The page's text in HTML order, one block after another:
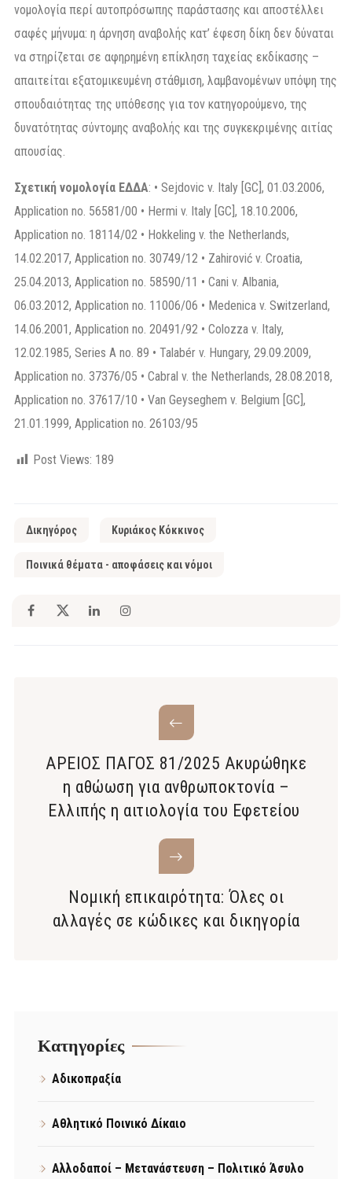
νομολογία περί αυτοπρόσωπης παράστασης και αποστέλλει
σαφές μήνυμα: η άρνηση αναβολής κατ’ έφεση δίκη δεν δύναται
να στηρίζεται σε αφηρημένη επίκληση ταχείας εκδίκασης –
απαιτείται εξατομικευμένη στάθμιση, λαμβανομένων υπόψη της
σπουδαιότητας της υπόθεσης για τον κατηγορούμενο, της
δυνατότητας σύντομης αναβολής και της συγκεκριμένης αιτίας
απουσίας.
Σχετική νομολογία ΕΔΔΑ: • Sejdovic v. Italy [GC], 01.03.2006,
Application no. 56581/00 • Hermi v. Italy [GC], 18.10.2006,
Application no. 18114/02 • Hokkeling v. the Netherlands,
14.02.2017, Application no. 30749/12 • Zahirović v. Croatia,
25.04.2013, Application no. 58590/11 • Cani v. Albania,
06.03.2012, Application no. 11006/06 • Medenica v. Switzerland,
14.06.2001, Application no. 20491/92 • Colozza v. Italy,
12.02.1985, Series A no. 89 • Talabér v. Hungary, 29.09.2009,
Application no. 37376/05 • Cabral v. the Netherlands, 28.08.2018,
Application no. 37617/10 • Van Geyseghem v. Belgium [GC],
21.01.1999, Application no. 26103/95
Post Views: 189
Δικηγόρος Κυριάκος Κόκκινος
Ποινικά θέματα - αποφάσεις και νόμοι
ΑΡΕΙΟΣ ΠΑΓΟΣ 81/2025 Ακυρώθηκε
η αθώωση για ανθρωποκτονία –
Ελλιπής η αιτιολογία του Εφετείου
Νομική επικαιρότητα: Όλες οι
αλλαγές σε κώδικες και δικηγορία
Kατηγορίες
Αδικοπραξία
Αθλητικό Ποινικό Δίκαιο
Αλλοδαποί – Μετανάστευση – Πολιτικό Άσυλο